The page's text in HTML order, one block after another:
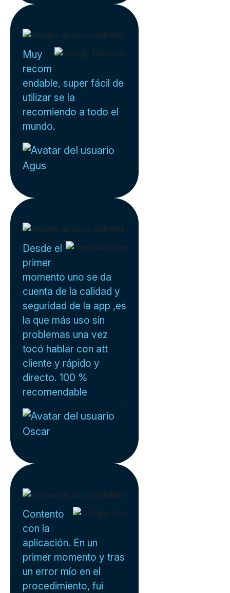
Muy
recom
endable, super fácil de
utilizar se la
recomiendo a todo el
mundo.
Agus
Desde el
primer
momento uno se da
cuenta de la calidad y
seguridad de la app ,es
la que más uso sin
problemas una vez
tocó hablar con att
cliente y rápido y
directo. 100 %
recomendable
Oscar
Contento
con la
aplicación. En un
primer momento y tras
un error mío en el
procedimiento, fui